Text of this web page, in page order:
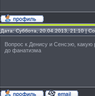
Дата: Суббота, 20.04.2013, 21:10 |
Вопрос к Денису и Сенсэю, какую
до фанатизма